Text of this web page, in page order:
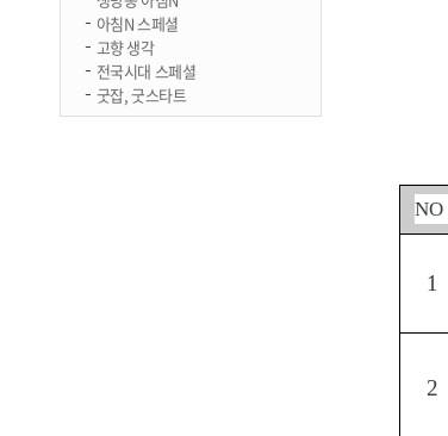
아침N 스페셜
고향 생각
전국시대 스페셜
굿잡, 굿스타트
NO
1
2